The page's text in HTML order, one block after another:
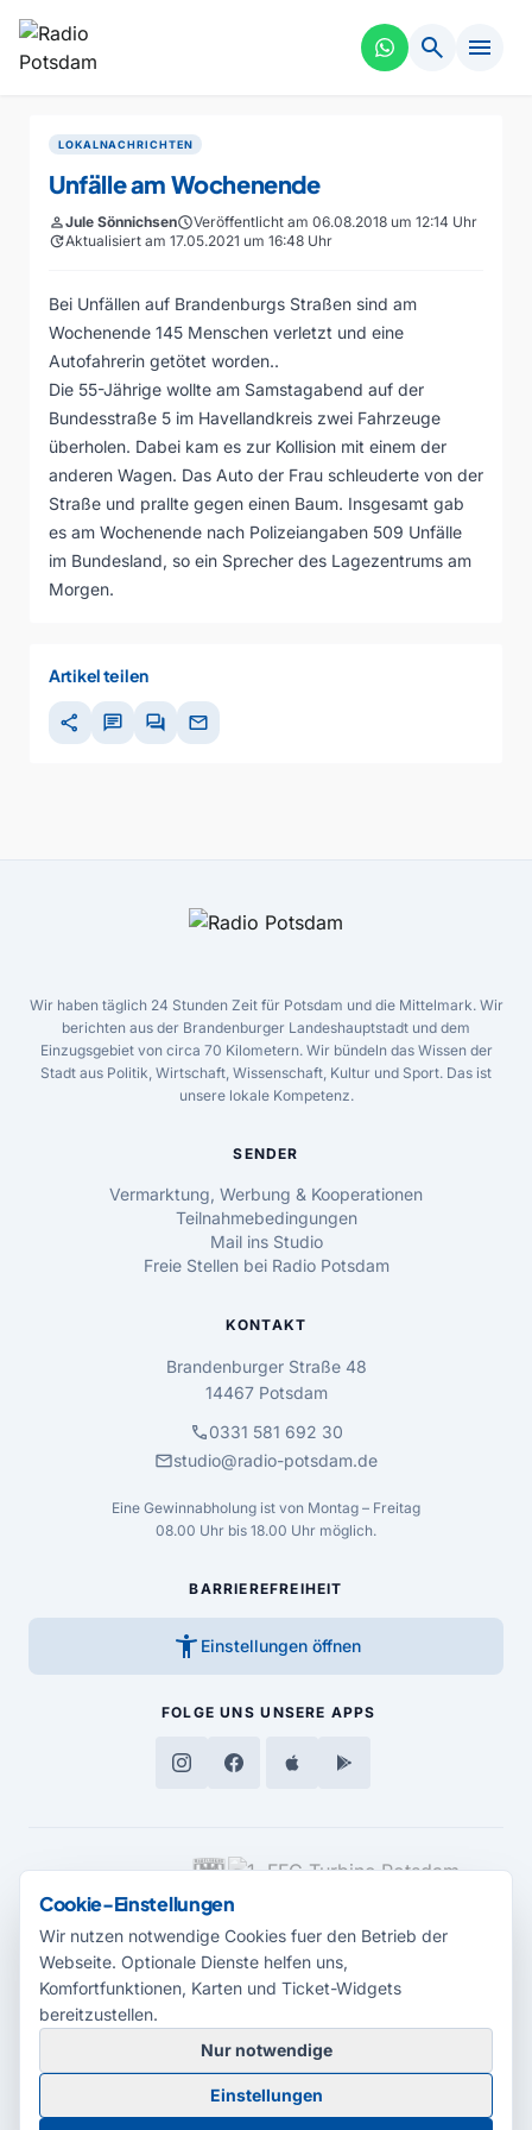
search menu
LOKALNACHRICHTEN
Unfälle am Wochenende
personJule SönnichsenscheduleVeröffentlicht am 06.08.2018 um 12:14 Uhr
updateAktualisiert am 17.05.2021 um 16:48 Uhr
Bei Unfällen auf Brandenburgs Straßen sind am
Wochenende 145 Menschen verletzt und eine
Autofahrerin getötet worden..
Die 55-Jährige wollte am Samstagabend auf der
Bundesstraße 5 im Havellandkreis zwei Fahrzeuge
überholen. Dabei kam es zur Kollision mit einem der
anderen Wagen. Das Auto der Frau schleuderte von der
Straße und prallte gegen einen Baum. Insgesamt gab
es am Wochenende nach Polizeiangaben 509 Unfälle
im Bundesland, so ein Sprecher des Lagezentrums am
Morgen.
Artikel teilen
share chat forum mail
Wir haben täglich 24 Stunden Zeit für Potsdam und die Mittelmark. Wir
berichten aus der Brandenburger Landeshauptstadt und dem
Einzugsgebiet von circa 70 Kilometern. Wir bündeln das Wissen der
Stadt aus Politik, Wirtschaft, Wissenschaft, Kultur und Sport. Das ist
unsere lokale Kompetenz.
SENDER
Vermarktung, Werbung & Kooperationen
Teilnahmebedingungen
Mail ins Studio
Freie Stellen bei Radio Potsdam
KONTAKT
Brandenburger Straße 48
14467 Potsdam
call0331 581 692 30
mailstudio@radio-potsdam.de
Eine Gewinnabholung ist von Montag – Freitag
08.00 Uhr bis 18.00 Uhr möglich.
BARRIEREFREIHEIT
accessibility_new Einstellungen öffnen
FOLGE UNS UNSERE APPS
MEDIENPARTNER
© 2026 Radio Potsdam. Webseite entwickelt durch dieMedienagentur
Babelsberg
BarrierefreiheitserklärungAGBDatenschutzImpressum
Cookie-Einstellungen
Wir nutzen notwendige Cookies fuer den Betrieb der
Webseite. Optionale Dienste helfen uns,
Komfortfunktionen, Karten und Ticket-Widgets
bereitzustellen.
Nur notwendige
Einstellungen